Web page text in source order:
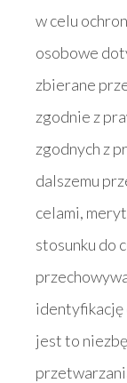
w celu
osobowe
zbierane
zgodnie z
zgodnych z
dalszemu
celami,
stosunku do
identyfikację
jest to